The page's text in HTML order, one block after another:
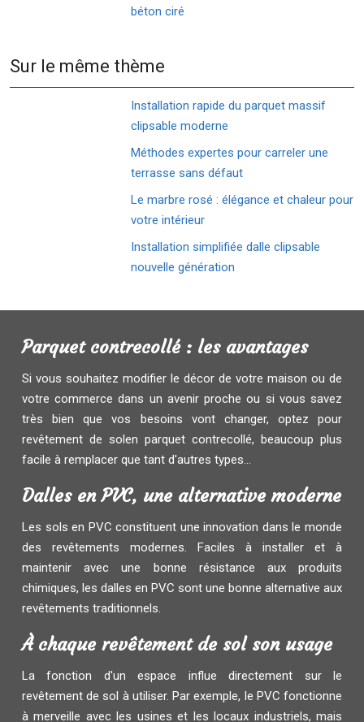
béton ciré
Sur le même thème
Installation rapide du parquet massif
clipsable moderne
Méthodes expertes pour carreler une
terrasse sans défaut
Le marbre rosé : élégance et chaleur pour
votre intérieur
Installation simplifiée dalle clipsable
nouvelle génération
Parquet contrecollé : les avantages
Si vous souhaitez modifier le décor de votre maison ou de
votre commerce dans un avenir proche ou si vous savez
très bien que vos besoins vont changer, optez pour
revêtement de solen parquet contrecollé, beaucoup plus
facile à remplacer que tant d'autres types...
Dalles en PVC, une alternative moderne
Les sols en PVC constituent une innovation dans le monde
des revêtements modernes. Faciles à installer et à
maintenir avec une bonne résistance aux produits
chimiques, les dalles en PVC sont une bonne alternative aux
revêtements traditionnels.
À chaque revêtement de sol son usage
La fonction d'un espace influe directement sur le
revêtement de sol à utiliser. Par exemple, le PVC fonctionne
à merveille avec les usines et les locaux industriels, mais